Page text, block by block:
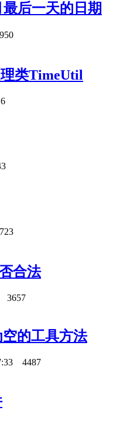
后一天的日期
类TimeUtil
合法
3657
的工具方法
4487